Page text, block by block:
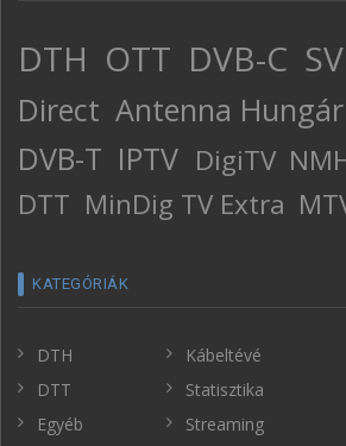
DTH OTT DVB-C
Direct Antenna
DVB-T IPTV DigiTV
DTT MinDig TV Extra
KATEGÓRIÁK
DTH
DTT
Egyéb
Kábeltévé
Statisztika
Streaming